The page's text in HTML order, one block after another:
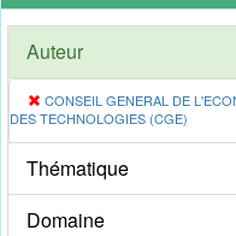
Auteur
CONSEIL GENERAL DE
DES TECHNOLOGIES (CGE)
Thématique
Domaine